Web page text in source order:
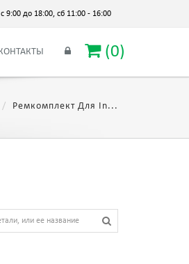
с 9:00 до 18:00, сб 11:00 - 16:00
(0)
Ремкомплект Для In...